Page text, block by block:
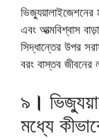
ভিজ্যুয়ালাইজেশনের
এবং আত্মবিশ্বাস
সিদ্ধান্তের উপর
বরং বাস্তব জীবনের
৯ ।
মধ্যে